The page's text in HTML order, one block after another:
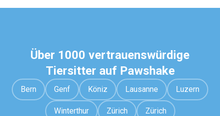
Über 1000 vertrauenswürdige
Tiersitter auf Pawshake
Bern Genf Köniz Lausanne Luzern
Winterthur Zürich Zürich